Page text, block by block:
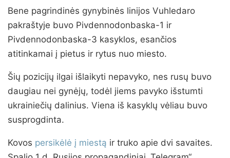
Bene pagrindinės gynybinės linijos Vuhledaro
pakraštyje buvo Pivdennodonbaska-1 ir
Pivdennodonbaska-3 kasyklos, esančios
atitinkamai į pietus ir rytus nuo miesto.
Šių pozicijų ilgai išlaikyti nepavyko, nes rusų buvo
daugiau nei gynėjų, todėl jiems pavyko išstumti
ukrainiečių dalinius. Viena iš kasyklų vėliau buvo
susprogdinta.
Kovos persikėlė į miestą ir truko apie dvi savaites.